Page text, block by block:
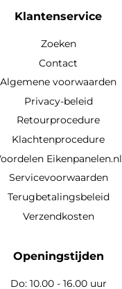
Klantenservice
Zoeken
Contact
Algemene voorwaarden
Privacy-beleid
Retourprocedure
Klachtenprocedure
Eikenpanelen.nl
Servicevoorwaarden
Terugbetalingsbeleid
Verzendkosten
Openingstijden
Do: 10.00 - 16.00 uur